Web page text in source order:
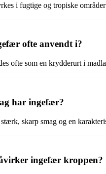
i fugtige og tropiske
ofte anvendt i?
ofte som en krydderurt i
har ingefær?
skarp smag og en
ingefær kroppen?